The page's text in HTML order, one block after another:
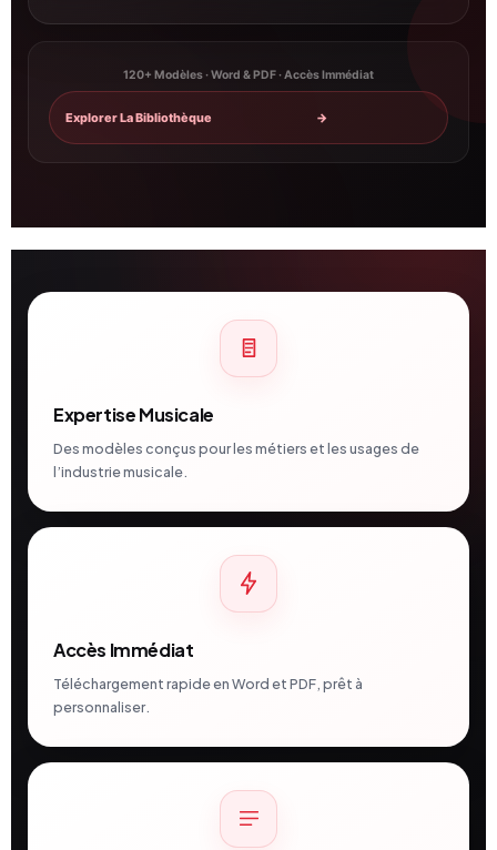
120+ Modèles · Word & PDF · Accès Immédiat
Explorer La Bibliothèque →
Expertise Musicale
Des modèles conçus pour les métiers et les usages de
l’industrie musicale.
Accès Immédiat
Téléchargement rapide en Word et PDF, prêt à
personnaliser.